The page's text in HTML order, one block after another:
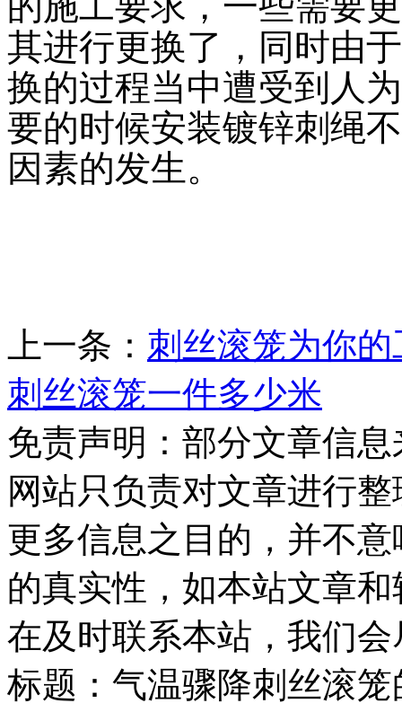
其进行更换了，同时由
换的过程当中遭受到人
要的时候安装镀锌刺绳
因素的发生。
上一条： 刺丝滚笼为你
刺丝滚笼一件多少米
免责声明：部分文章信
网站只负责对文章进行
更多信息之目的，并不
的真实性，如本站文章
在及时联系本站，我们
标题：气温骤降刺丝滚